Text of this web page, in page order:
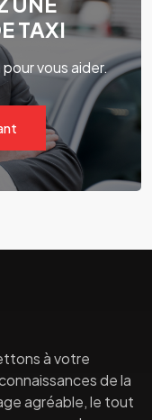
TAXI
vous aider.
à votre
de la
agréable, le tout